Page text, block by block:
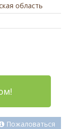
область
Пожаловаться